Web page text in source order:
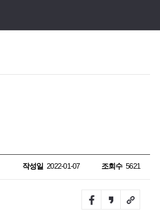
작성일 2022-01-07 조회수5621
FacebookKakao
story
URL
Link